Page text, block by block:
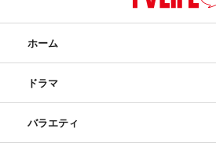
ホーム
ドラマ
バラエティ